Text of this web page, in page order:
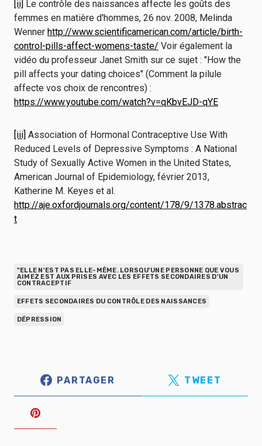
[ii] Le contrôle des naissances affecte les goûts des
femmes en matière d'hommes, 26 nov. 2008, Melinda
Wenner http://www.scientificamerican.com/article/birth-
control-pills-affect-womens-taste/ Voir également la
vidéo du professeur Janet Smith sur ce sujet : "How the
pill affects your dating choices" (Comment la pilule
affecte vos choix de rencontres) :
https://www.youtube.com/watch?v=qKbvEJD-qYE
[iii] Association of Hormonal Contraceptive Use With
Reduced Levels of Depressive Symptoms : A National
Study of Sexually Active Women in the United States,
American Journal of Epidemiology, février 2013,
Katherine M. Keyes et al.
http://aje.oxfordjournals.org/content/178/9/1378.abstrac
t
"ELLE N'EST PAS ELLE-MÊME. LORSQU'UNE PERSONNE QUE VOUS
AIMEZ EST AUX PRISES AVEC LES EFFETS SECONDAIRES D'UN
CONTRACEPTIF
EFFETS SECONDAIRES DU CONTRÔLE DES NAISSANCES
DÉPRESSION
PARTAGER TWEET